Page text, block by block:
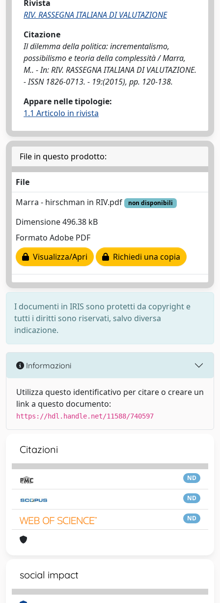
Rivista
RIV. RASSEGNA ITALIANA DI VALUTAZIONE
Citazione
Il dilemma della politica: incrementalismo,
possibilismo e teoria della complessità / Marra,
M.. - In: RIV. RASSEGNA ITALIANA DI VALUTAZIONE.
- ISSN 1826-0713. - 19:(2015), pp. 120-138.
Appare nelle tipologie:
1.1 Articolo in rivista
File in questo prodotto:
File
Marra - hirschman in RIV.pdf
non disponibili
Dimensione 496.38 kB
Formato Adobe PDF
Visualizza/Apri
Richiedi una copia
I documenti in IRIS sono protetti da copyright e
tutti i diritti sono riservati, salvo diversa
indicazione.
Informazioni
Utilizza questo identificativo per citare o creare un
link a questo documento:
https://hdl.handle.net/11588/740597
Citazioni
ND
ND
ND
social impact